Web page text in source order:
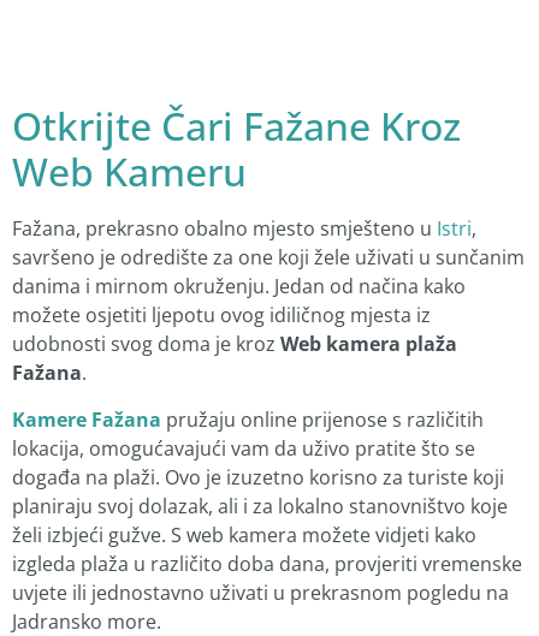
Otkrijte Čari Fažane Kroz
Web Kameru
Fažana, prekrasno obalno mjesto smješteno u Istri,
savršeno je odredište za one koji žele uživati u sunčanim
danima i mirnom okruženju. Jedan od načina kako
možete osjetiti ljepotu ovog idiličnog mjesta iz
udobnosti svog doma je kroz Web kamera plaža
Fažana.
Kamere Fažana pružaju online prijenose s različitih
lokacija, omogućavajući vam da uživo pratite što se
događa na plaži. Ovo je izuzetno korisno za turiste koji
planiraju svoj dolazak, ali i za lokalno stanovništvo koje
želi izbjeći gužve. S web kamera možete vidjeti kako
izgleda plaža u različito doba dana, provjeriti vremenske
uvjete ili jednostavno uživati u prekrasnom pogledu na
Jadransko more.